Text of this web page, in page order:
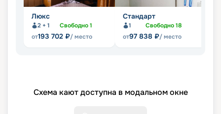
Люкс
2 + 1 Свободно1
от193 702 ₽/ место
Стандарт
1 Свободно18
от97 838 ₽/ место
Схема кают доступна в модальном окне